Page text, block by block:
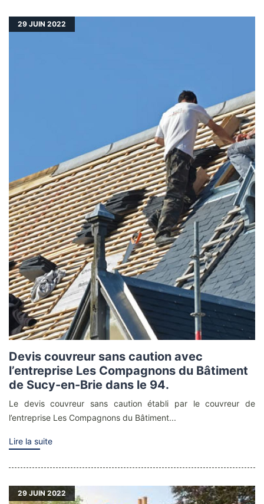
29 JUIN 2022
Devis couvreur sans caution avec
l’entreprise Les Compagnons du Bâtiment
de Sucy-en-Brie dans le 94.
Le devis couvreur sans caution établi par le couvreur de
l’entreprise Les Compagnons du Bâtiment...
Lire la suite
29 JUIN 2022